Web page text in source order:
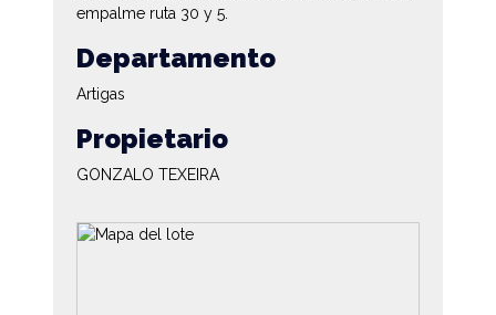
empalme ruta 30 y 5.
Departamento
Artigas
Propietario
GONZALO TEXEIRA